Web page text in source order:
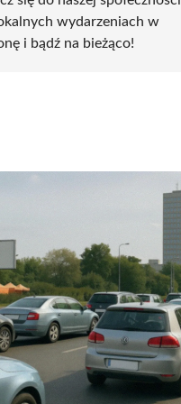
wydarzeniach w
i bądź na bieżąco!